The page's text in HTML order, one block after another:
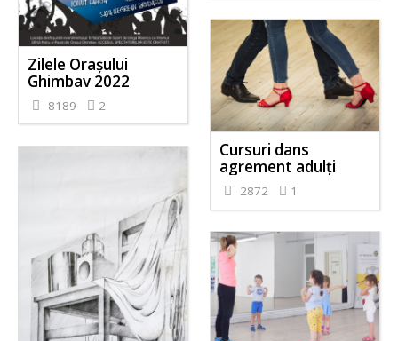
Zilele Orașului
Ghimbav 2022
8189 2
Cursuri dans
agrement adulți
2872 1